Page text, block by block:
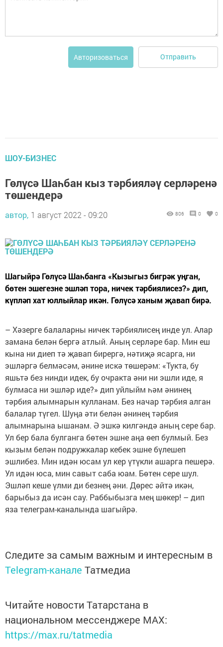
Авторизоваться Отправить
ШОУ-БИЗНЕС
Гөлүсә Шаһбан кыз тәрбияләү серләренә
төшендерә
автор, 1 август 2022 - 09:20 806 0 0
Шагыйрә Гөлүсә Шаһбанга «Кызыгыз бигрәк уңган,
бөтен эшегезне эшләп тора, ничек тәрбиялисез?» дип,
күпләп хат юллыйлар икән. Гөлүсә ханым җавап бирә.
– Хәзерге балаларны ничек тәрбиялисең инде ул. Алар
замана белән бергә атлый. Аның серләре бар. Мин еш
кына ни диеп тә җавап бирергә, нәтиҗә ясарга, ни
эшләргә белмәсәм, әнине искә төшерәм: «Тукта, бу
яшьтә без нинди идек, бу очракта әни ни эшли иде, я
булмаса ни эшләр иде?» дип уйлыйм һәм әнинең
тәрбия алымнарын кулланам. Без начар тәрбия алган
балалар түгел. Шуңа әти белән әнинең тәрбия
алымнарына ышанам. Ә эшкә килгәндә аның сере бар.
Ул бер бала булганга бөтен эшне аңа өеп булмый. Без
кызым белән подружкалар кебек эшне бүлешеп
эшлибез. Мин идән юсам ул кер үтүкли ашарга пешерә.
Ул идән юса, мин савыт саба юам. Бөтен сере шул.
Эшләп кеше үлми ди безнең әни. Дөрес әйтә икән,
барыбыз да исән сау. Раббыбызга мең шөкер! – дип
яза телеграм-каналында шагыйрә.
Следите за самым важным и интересным в
Telegram-канале Татмедиа
Читайте новости Татарстана в
национальном мессенджере MАХ:
https://max.ru/tatmedia